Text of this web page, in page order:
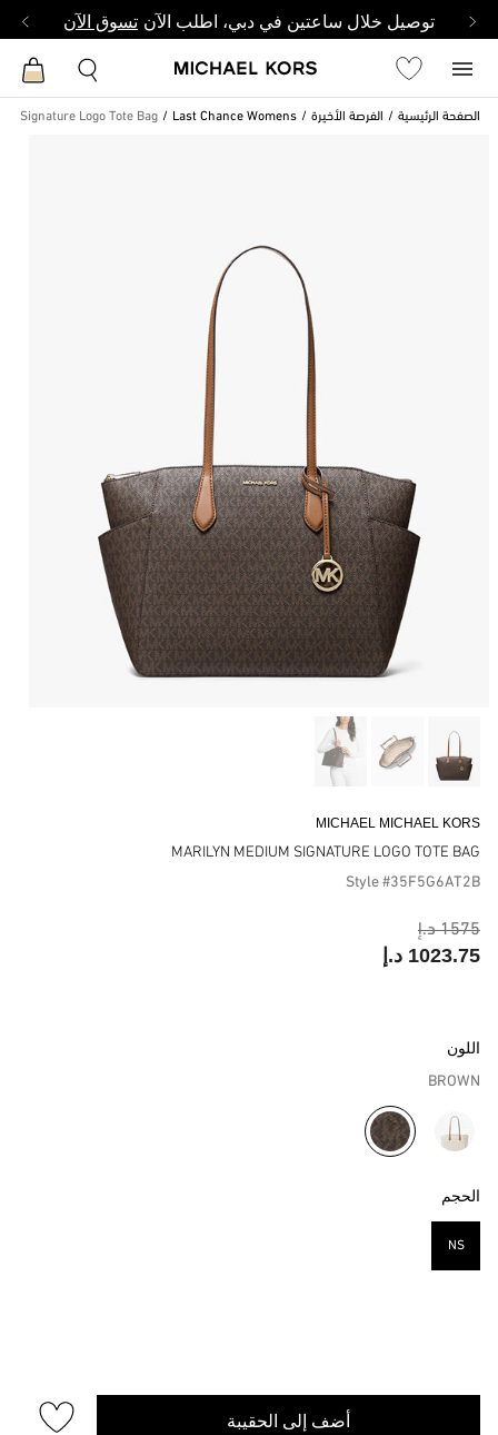
توصيل خلال ساعتين في دبي، اطلب الآن تسوق الآن
الصفحة الرئيسية الفرصة الأخيرة Last Chance Womens
Signature Logo Tote Bag
MICHAEL MICHAEL KORS
MARILYN MEDIUM SIGNATURE LOGO TOTE BAG
Style #35F5G6AT2B
1575 د.إ
1023.75 د.إ
اللون
BROWN
مختار
الحجم
NS
أضف إلى الحقيبة